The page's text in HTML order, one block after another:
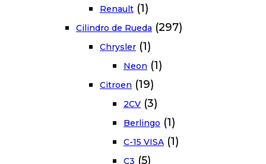
Renault (1)
Cilindro de Rueda (297)
Chrysler (1)
Neon (1)
Citroen (19)
2CV (3)
Berlingo (1)
C-15 VISA (1)
C3 (5)